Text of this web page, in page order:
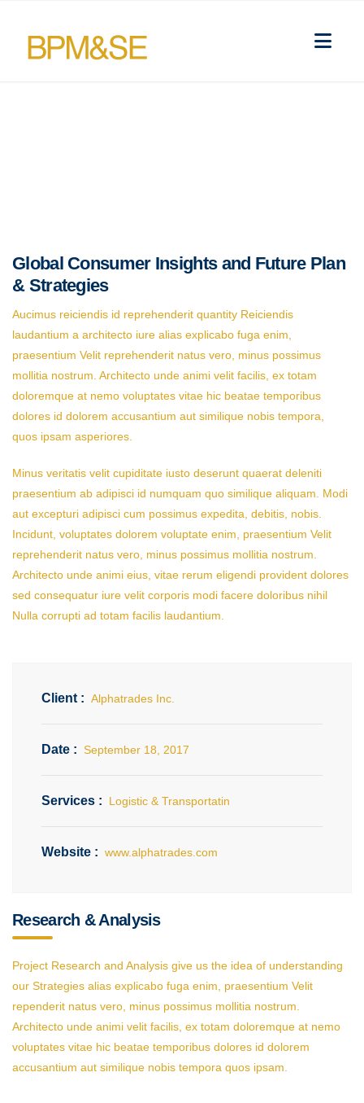
Global Consumer Insights and Future Plan
& Strategies
Aucimus reiciendis id reprehenderit quantity Reiciendis
laudantium a architecto iure alias explicabo fuga enim,
praesentium Velit reprehenderit natus vero, minus possimus
mollitia nostrum. Architecto unde animi velit facilis, ex totam
doloremque at nemo voluptates vitae hic beatae temporibus
dolores id dolorem accusantium aut similique nobis tempora,
quos ipsam asperiores.
Minus veritatis velit cupiditate iusto deserunt quaerat deleniti
praesentium ab adipisci id numquam quo similique aliquam. Modi
aut excepturi adipisci cum possimus expedita, debitis, nobis.
Incidunt, voluptates dolorem voluptate enim, praesentium Velit
reprehenderit natus vero, minus possimus mollitia nostrum.
Architecto unde animi eius, vitae rerum eligendi provident dolores
sed consequatur iure velit corporis modi facere doloribus nihil
Nulla corrupti ad totam facilis laudantium.
Client : Alphatrades Inc.
Date : September 18, 2017
Services : Logistic & Transportatin
Website : www.alphatrades.com
Research & Analysis
Project Research and Analysis give us the idea of understanding
our Strategies alias explicabo fuga enim, praesentium Velit
rependerit natus vero, minus possimus mollitia nostrum.
Architecto unde animi velit facilis, ex totam doloremque at nemo
voluptates vitae hic beatae temporibus dolores id dolorem
accusantium aut similique nobis tempora quos ipsam.